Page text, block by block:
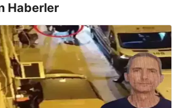
Haberler